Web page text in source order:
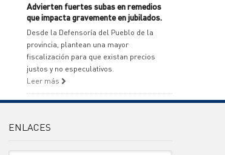
Advierten fuertes subas en remedios
que impacta gravemente en jubilados.
Desde la Defensoría del Pueblo de la
provincia, plantean una mayor
fiscalización para que existan precios
justos y no especulativos.
Leer más
ENLACES